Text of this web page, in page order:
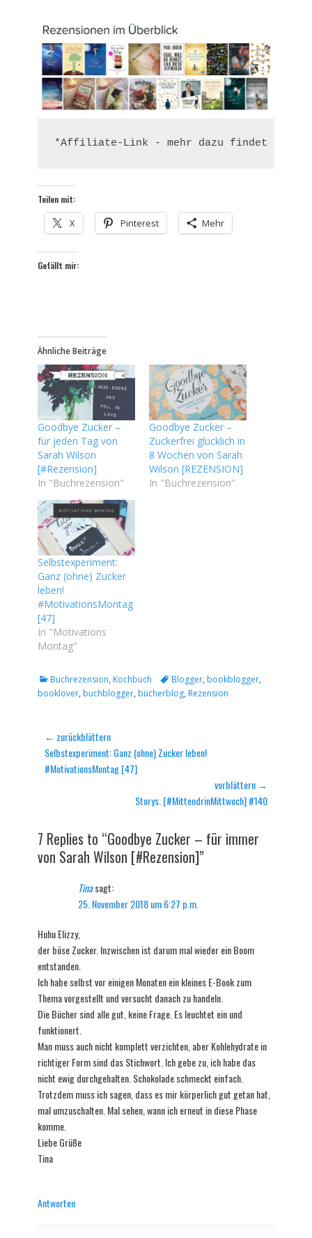
*Affiliate-Link - mehr dazu findet ihr
Teilen mit:
X Pinterest Mehr
Gefällt mir:
Ähnliche Beiträge
Goodbye Zucker –
für jeden Tag von
Sarah Wilson
[#Rezension]
In "Buchrezension"
Goodbye Zucker –
Zuckerfrei glücklich in
8 Wochen von Sarah
Wilson [REZENSION]
In "Buchrezension"
Selbstexperiment:
Ganz (ohne) Zucker
leben!
#MotivationsMontag
[47]
In "Motivations
Montag"
Kategorien
Buchrezension, Kochbuch TagsBlogger, bookblogger,
booklover, buchblogger, bücherblog, Rezension
Beitragsnavigation
← zurückblättern
Vorheriger
Beitrag:
Selbstexperiment: Ganz (ohne) Zucker leben!
#MotivationsMontag [47]
vorblättern →
Storys. [#MittendrinMittwoch] #140
7 Replies to “Goodbye Zucker – für immer
von Sarah Wilson [#Rezension]”
Tinasagt:
25. November 2018 um 6:27 p.m.
Huhu Elizzy,
der böse Zucker. Inzwischen ist darum mal wieder ein Boom
entstanden.
Ich habe selbst vor einigen Monaten ein kleines E-Book zum
Thema vorgestellt und versucht danach zu handeln.
Die Bücher sind alle gut, keine Frage. Es leuchtet ein und
funktionert.
Man muss auch nicht komplett verzichten, aber Kohlehydrate in
richtiger Form sind das Stichwort. Ich gebe zu, ich habe das
nicht ewig durchgehalten. Schokolade schmeckt einfach.
Trotzdem muss ich sagen, dass es mir körperlich gut getan hat,
mal umzuschalten. Mal sehen, wann ich erneut in diese Phase
komme.
Liebe Grüße
Tina
Antworten